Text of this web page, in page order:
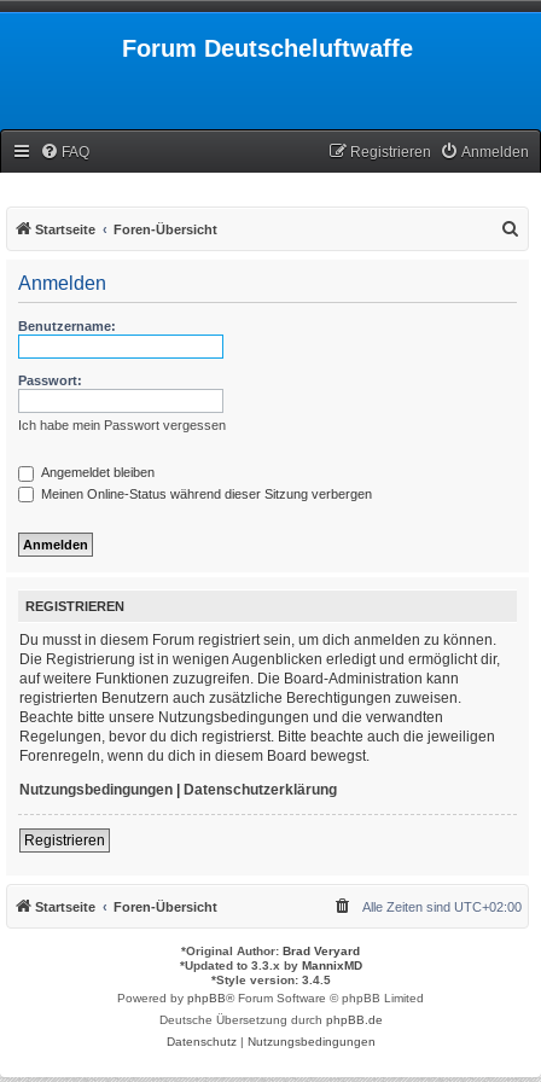
Forum Deutscheluftwaffe
FAQ Anmelden
Registrieren
Startseite Foren-Übersicht
Anmelden
Benutzername:
Passwort:
Ich habe mein Passwort vergessen
Angemeldet bleiben
Meinen Online-Status während dieser Sitzung verbergen
REGISTRIEREN
Du musst in diesem Forum registriert sein, um dich anmelden zu können.
Die Registrierung ist in wenigen Augenblicken erledigt und ermöglicht dir,
auf weitere Funktionen zuzugreifen. Die Board-Administration kann
registrierten Benutzern auch zusätzliche Berechtigungen zuweisen.
Beachte bitte unsere Nutzungsbedingungen und die verwandten
Regelungen, bevor du dich registrierst. Bitte beachte auch die jeweiligen
Forenregeln, wenn du dich in diesem Board bewegst.
Nutzungsbedingungen | Datenschutzerklärung
Registrieren
Startseite Foren-Übersicht Alle Zeiten sind UTC+02:00
*Original Author: Brad Veryard
*Updated to 3.3.x by MannixMD
*Style version: 3.4.5
Powered by phpBB® Forum Software © phpBB Limited
Deutsche Übersetzung durch phpBB.de
Datenschutz| Nutzungsbedingungen